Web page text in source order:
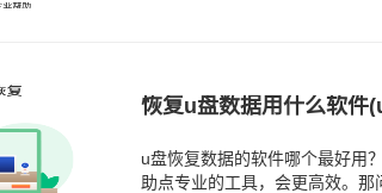
恢复u盘数据用什么软件
u盘恢复数据的软件哪个最好用
助点专业的工具，会更高效。那